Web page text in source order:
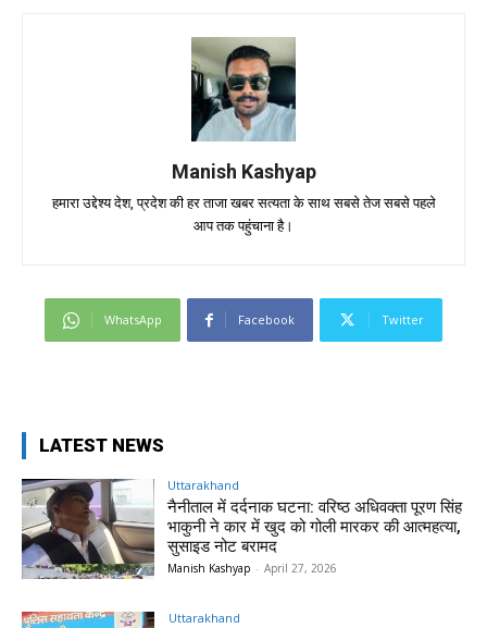
Manish Kashyap
हमारा उद्देश्य देश, प्रदेश की हर ताजा खबर सत्यता के साथ सबसे तेज सबसे पहले
आप तक पहुंचाना है।
WhatsApp Facebook Twitter
LATEST NEWS
Uttarakhand
नैनीताल में दर्दनाक घटना: वरिष्ठ अधिवक्ता पूरण सिंह
भाकुनी ने कार में खुद को गोली मारकर की आत्महत्या,
सुसाइड नोट बरामद
Manish Kashyap - April 27, 2026
Uttarakhand